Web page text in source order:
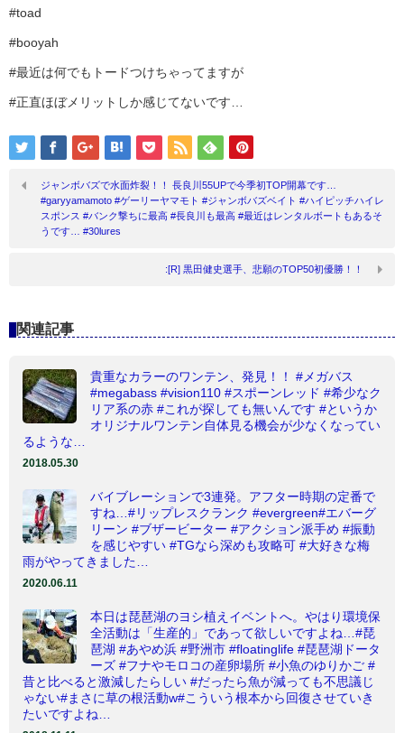
#toad
#booyah
#最近は何でもトードつけちゃってますが
#正直ほぼメリットしか感じてないです…
ジャンボバズで水面炸裂！！ 長良川55UPで今季初TOP開幕です…
#garyyamamoto #ゲーリーヤマモト #ジャンボバズベイト #ハイピッチハイレ
スポンス #バンク撃ちに最高 #長良川も最高 #最近はレンタルボートもあるそ
うです… #30lures
:[R] 黒田健史選手、悲願のTOP50初優勝！！
関連記事
貴重なカラーのワンテン、発見！！ #メガバス
#megabass #vision110 #スポーンレッド #希少なク
リア系の赤 #これが探しても無いんです #というか
オリジナルワンテン自体見る機会が少なくなってい
るような…
2018.05.30
バイブレーションで3連発。アフター時期の定番で
すね…#リップレスクランク #evergreen#エバーグ
リーン #ブザービーター #アクション派手め #振動
を感じやすい #TGなら深めも攻略可 #大好きな梅
雨がやってきました…
2020.06.11
本日は琵琶湖のヨシ植えイベントへ。やはり環境保
全活動は「生産的」であって欲しいですよね…#琵
琶湖 #あやめ浜 #野洲市 #floatinglife #琵琶湖ドータ
ーズ #フナやモロコの産卵場所 #小魚のゆりかご #
昔と比べると激減したらしい #だったら魚が減っても不思議じ
ゃない#まさに草の根活動w#こういう根本から回復させていき
たいですよね…